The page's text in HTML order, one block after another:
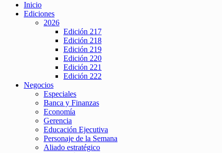
Inicio
Ediciones
2026
Edición 217
Edición 218
Edición 219
Edición 220
Edición 221
Edición 222
Negocios
Especiales
Banca y Finanzas
Economía
Gerencia
Educación Ejecutiva
Personaje de la Semana
Aliado estratégico